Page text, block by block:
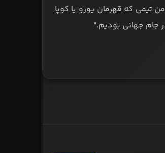
که قهرمان یورو یا کوپا